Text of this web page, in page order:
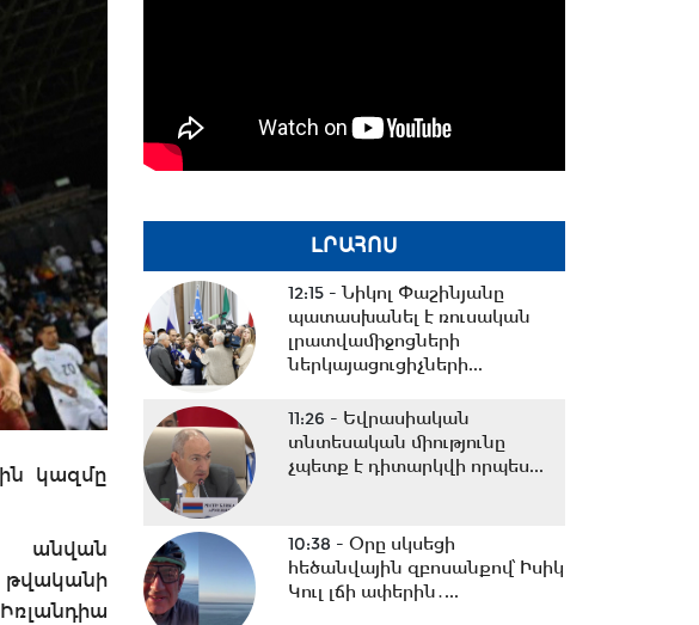
կազմը
անվան
ԼՐԱՀՈՍ
12:15 -Նիկոլ Փաշինյանը
պատասխանել է ռուսական
լրատվամիջոցների
ներկայացուցիչների...
11:26 - Եվրասիական
տնտեսական միությունը
չպետք է դիտարկվի որպես...
10:38 - Օրը սկսեցի
հեծանվային զբոսանքով՝ Իսիկ
Կուլ լճի ափերին․...